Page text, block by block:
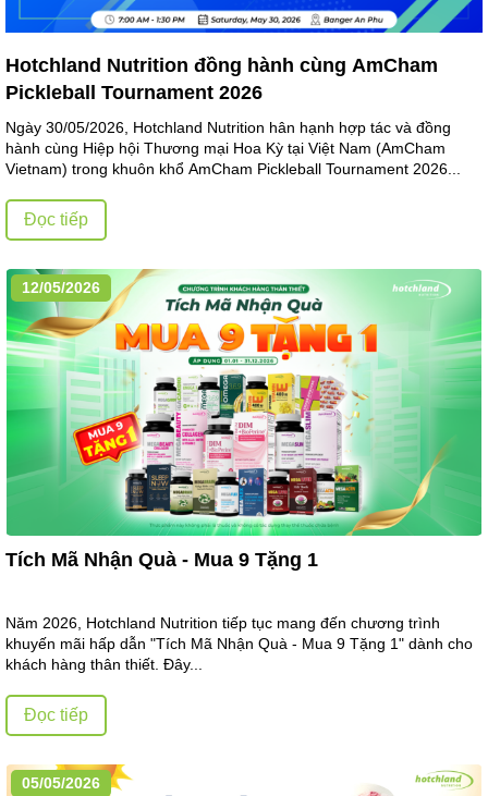
Hotchland Nutrition đồng hành cùng AmCham
Pickleball Tournament 2026
Ngày 30/05/2026, Hotchland Nutrition hân hạnh hợp tác và đồng
hành cùng Hiệp hội Thương mại Hoa Kỳ tại Việt Nam (AmCham
Vietnam) trong khuôn khổ AmCham Pickleball Tournament 2026...
Đọc tiếp
12/05/2026
Tích Mã Nhận Quà - Mua 9 Tặng 1
Năm 2026, Hotchland Nutrition tiếp tục mang đến chương trình
khuyến mãi hấp dẫn "Tích Mã Nhận Quà - Mua 9 Tặng 1" dành cho
khách hàng thân thiết. Đây...
Đọc tiếp
05/05/2026